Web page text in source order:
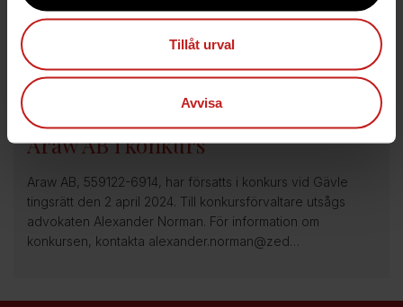
Tillåt urval
Avvisa
försattes i konkurs vid Gävle tingsrätt den 28 maj 2024. Till
konkursförvaltare utsågs advokat Hen…
3 Apr 2024
Araw AB i konkurs
Araw AB, 559122-6914, har försatts i konkurs vid Gävle
tingsrätt den 2 april 2024. Till konkursförvaltare utsågs
advokaten Alexander Norman. För information om
konkursen, kontakta alexander.norman@zed…